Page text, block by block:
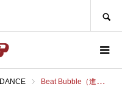
DANCE Beat Bubble（進修館高校）